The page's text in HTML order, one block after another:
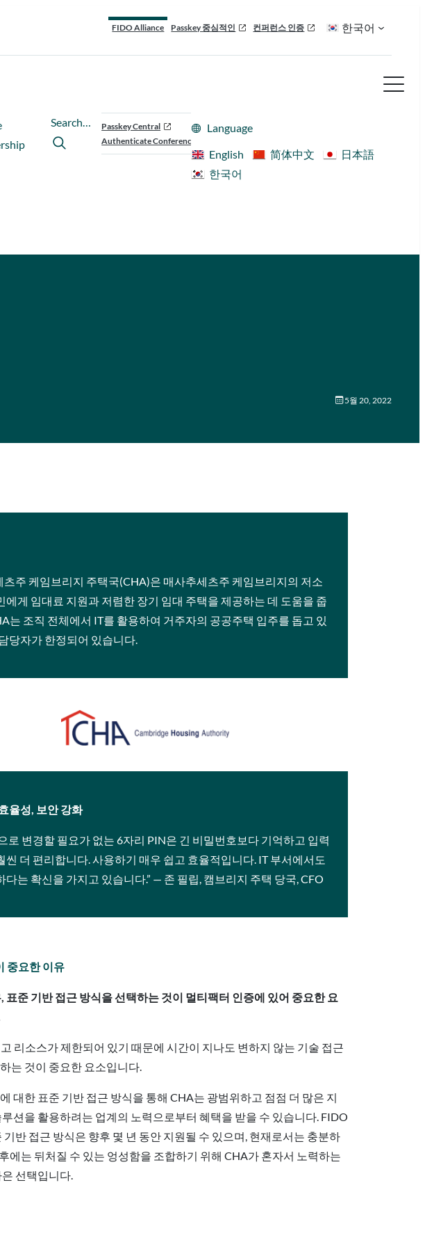
FIDO Alliance Passkey 중심적인 컨퍼런스 인증 한국어
Search…
Passkey Central
Authenticate Conference
Language
English
简体中文
日本語
한국어
5월 20, 2022
츠주 케임브리지 주택국(CHA)은 매사추세츠주 케임브리지의 저소
에게 임대료 지원과 저렴한 장기 임대 주택을 제공하는 데 도움을 줍
는 조직 전체에서 IT를 활용하여 거주자의 공공주택 입주를 돕고 있
당자가 한정되어 있습니다.
율성, 보안 강화
로 변경할 필요가 없는 6자리 PIN은 긴 비밀번호보다 기억하고 입력
씬 더 편리합니다. 사용하기 매우 쉽고 효율적입니다. IT 부서에서도
다는 확신을 가지고 있습니다.” — 존 필립, 캠브리지 주택 당국, CFO
중요한 이유
표준 기반 접근 방식을 선택하는 것이 멀티팩터 인증에 있어 중요한 요
리소스가 제한되어 있기 때문에 시간이 지나도 변하지 않는 기술 접근
는 것이 중요한 요소입니다.
대한 표준 기반 접근 방식을 통해 CHA는 광범위하고 점점 더 많은 지
션을 활용하려는 업계의 노력으로부터 혜택을 받을 수 있습니다. FIDO
기반 접근 방식은 향후 몇 년 동안 지원될 수 있으며, 현재로서는 충분하
에는 뒤처질 수 있는 엉성함을 조합하기 위해 CHA가 혼자서 노력하는
선택입니다.